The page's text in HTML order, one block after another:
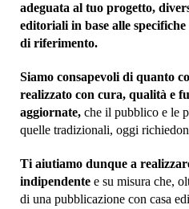
adeguata al tuo progetto,
editoriali in base alle
di riferimento.
Siamo consapevoli di quanto
realizzato con cura, qualità e
aggiornate, che il pubblico e le
quelle tradizionali, oggi
Ti aiutiamo dunque a
indipendente e su misura che,
di una pubblicazione con casa